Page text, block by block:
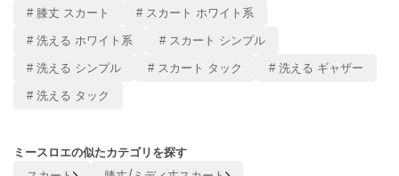
リリーブラウン
LILY BROWN Lingerie
リリーブラウンランジェリー
LITTLE UNION TOKYO
# 膝丈 スカート # スカート ホワイト系
# 洗える ホワイト系 # スカート シンプル
# 洗える シンプル # スカート タック # 洗える ギャザー
# 洗える タック
ミースロエの似たカテゴリを探す